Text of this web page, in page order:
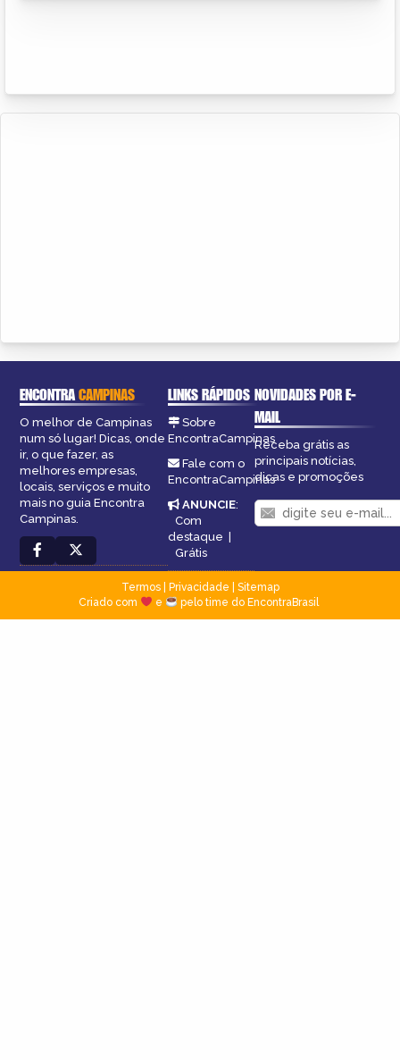
ENCONTRACAMPINAS
O melhor de Campinas
num só lugar! Dicas, onde
ir, o que fazer, as
melhores empresas,
locais, serviços e muito
mais no guia Encontra
Campinas.
LINKS RÁPIDOS
Sobre
EncontraCampinas
Fale com o
EncontraCampinas
ANUNCIE:
Com
destaque |
Grátis
NOVIDADES POR E-
MAIL
Receba grátis as
principais notícias,
dicas e promoções
Termos| Privacidade
Sitemap
Criado com
e pelo time do EncontraBrasil